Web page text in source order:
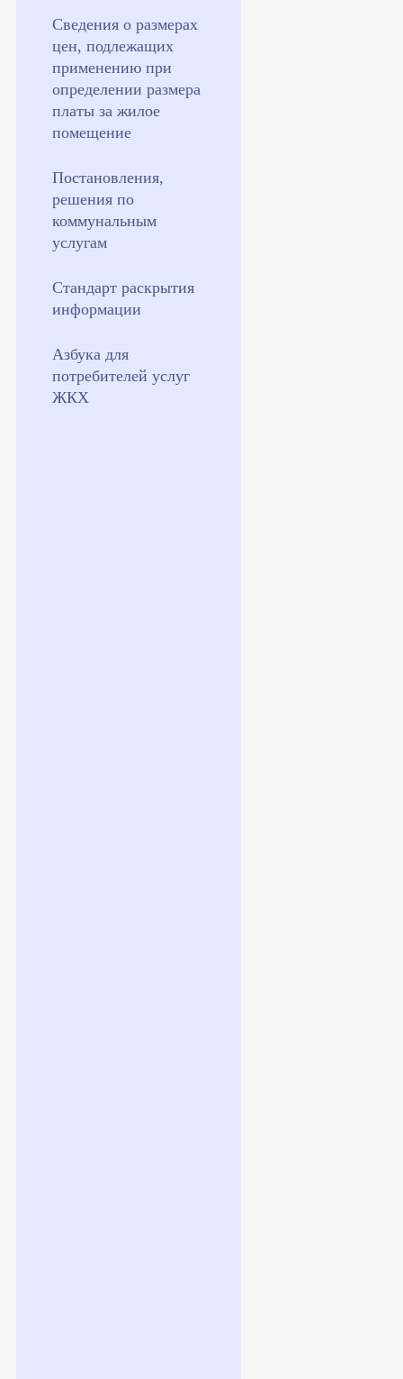
Сведения о размерах
цен, подлежащих
применению при
определении размера
платы за жилое
помещение
Постановления,
решения по
коммунальным
услугам
Стандарт раскрытия
информации
Азбука для
потребителей услуг
ЖКХ